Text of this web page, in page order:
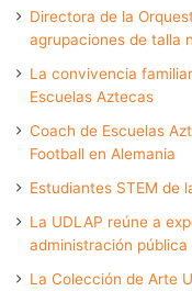
Directora de la
agrupaciones de talla
La convivencia
Escuelas Aztecas
Coach de Escuelas
Football en Alemania
Estudiantes STEM de
La UDLAP reúne a
administración pública
La Colección de Arte